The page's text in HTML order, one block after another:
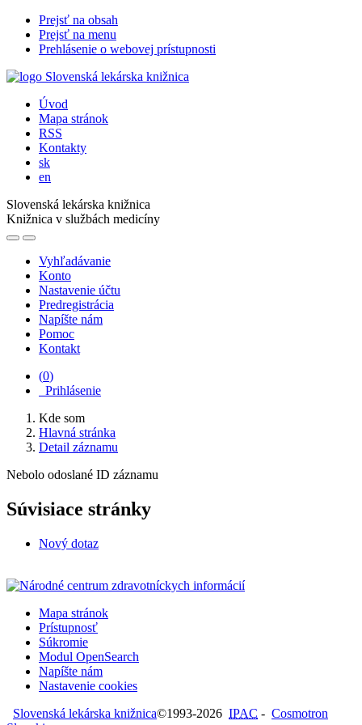
Prejsť na obsah
Prejsť na menu
Prehlásenie o webovej prístupnosti
Úvod
Mapa stránok
RSS
Kontakty
sk
en
Slovenská lekárska knižnica
Knižnica v službách medicíny
Vyhľadávanie
Konto
Nastavenie účtu
Predregistrácia
Napíšte nám
Pomoc
Kontakt
(0)
Prihlásenie
Kde som
Hlavná stránka
Detail záznamu
Nebolo odoslané ID záznamu
Súvisiace stránky
Nový dotaz
Mapa stránok
Prístupnosť
Súkromie
Modul OpenSearch
Napíšte nám
Nastavenie cookies
Slovenská lekárska knižnica©1993-2026 IPAC - Cosmotron